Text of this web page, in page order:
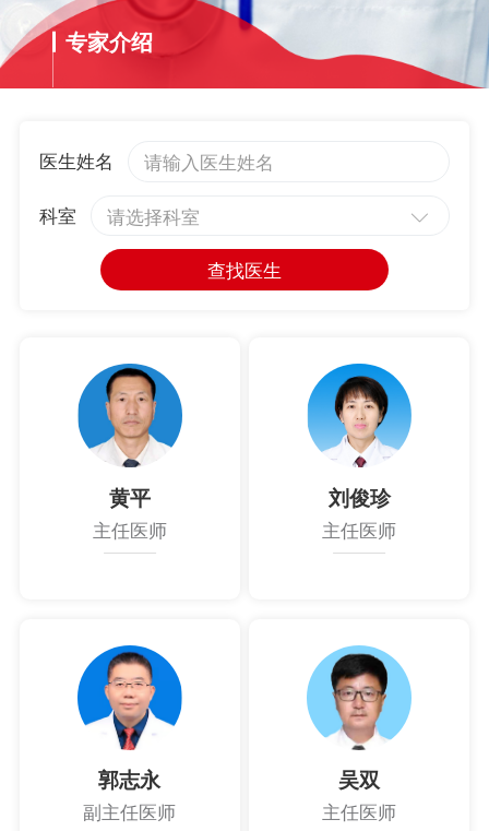
专家介绍
医生姓名
科室 请选择科室
查找医生
黄平
主任医师
刘俊珍
主任医师
郭志永
副主任医师
吴双
主任医师